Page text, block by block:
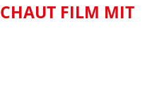
FILM MIT